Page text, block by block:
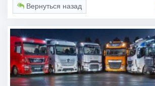
Вернуться назад